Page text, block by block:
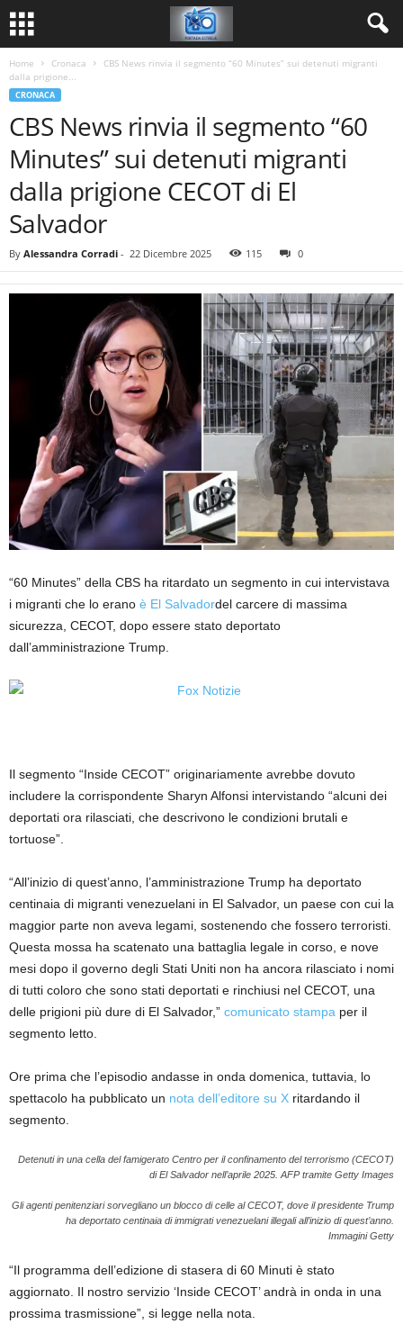
Home Cronaca
CBS News rinvia il segmento “60 Minutes” sui detenuti migranti
dalla prigione...
CRONACA
CBS News rinvia il segmento “60
Minutes” sui detenuti migranti
dalla prigione CECOT di El
Salvador
By Alessandra Corradi - 22 Dicembre 2025 115 0
“60 Minutes” della CBS ha ritardato un segmento in cui intervistava
i migranti che lo erano è El Salvadordel carcere di massima
sicurezza, CECOT, dopo essere stato deportato
dall’amministrazione Trump.
Il segmento “Inside CECOT” originariamente avrebbe dovuto
includere la corrispondente Sharyn Alfonsi intervistando “alcuni dei
deportati ora rilasciati, che descrivono le condizioni brutali e
tortuose”.
“All’inizio di quest’anno, l’amministrazione Trump ha deportato
centinaia di migranti venezuelani in El Salvador, un paese con cui la
maggior parte non aveva legami, sostenendo che fossero terroristi.
Questa mossa ha scatenato una battaglia legale in corso, e nove
mesi dopo il governo degli Stati Uniti non ha ancora rilasciato i nomi
di tutti coloro che sono stati deportati e rinchiusi nel CECOT, una
delle prigioni più dure di El Salvador,” comunicato stampa per il
segmento letto.
Ore prima che l’episodio andasse in onda domenica, tuttavia, lo
spettacolo ha pubblicato un nota dell’editore su X ritardando il
segmento.
Detenuti in una cella del famigerato Centro per il confinamento del terrorismo (CECOT)
di El Salvador nell’aprile 2025. AFP tramite Getty Images
Gli agenti penitenziari sorvegliano un blocco di celle al CECOT, dove il presidente Trump
ha deportato centinaia di immigrati venezuelani illegali all’inizio di quest’anno.
Immagini Getty
“Il programma dell’edizione di stasera di 60 Minuti è stato
aggiornato. Il nostro servizio ‘Inside CECOT’ andrà in onda in una
prossima trasmissione”, si legge nella nota.